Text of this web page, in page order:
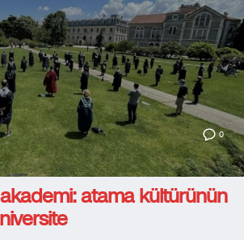
0
atama kültürünün